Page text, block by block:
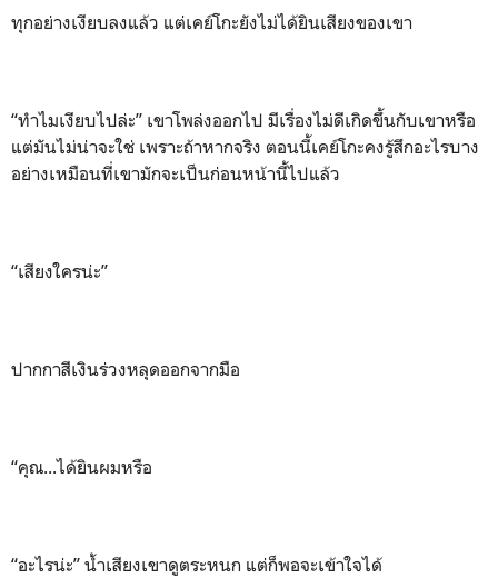
ทุกอย่างเงียบลงแล้ว แต่เคย์โกะยังไม่ได้ยินเสียงของเขา
“ทำไมเงียบไปล่ะ” เขาโพล่งออกไป มีเรื่องไม่ดีเกิดขึ้นกับเขาหรือ
แต่มันไม่น่าจะใช่ เพราะถ้าหากจริง ตอนนี้เคย์โกะคงรู้สึกอะไรบาง
อย่างเหมือนที่เขามักจะเป็นก่อนหน้านี้ไปแล้ว
“เสียงใครน่ะ”
ปากกาสีเงินร่วงหลุดออกจากมือ
“คุณ...ได้ยินผมหรือ
“อะไรน่ะ” น้ำเสียงเขาดูตระหนก แต่ก็พอจะเข้าใจได้